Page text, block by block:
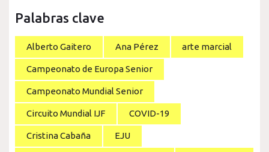
Palabras clave
Alberto Gaitero Ana Pérez arte marcial
Campeonato de Europa Senior
Campeonato Mundial Senior
Circuito Mundial IJF COVID-19
Cristina Cabaña EJU